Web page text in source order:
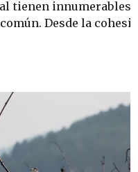
tienen innumerables
Desde la